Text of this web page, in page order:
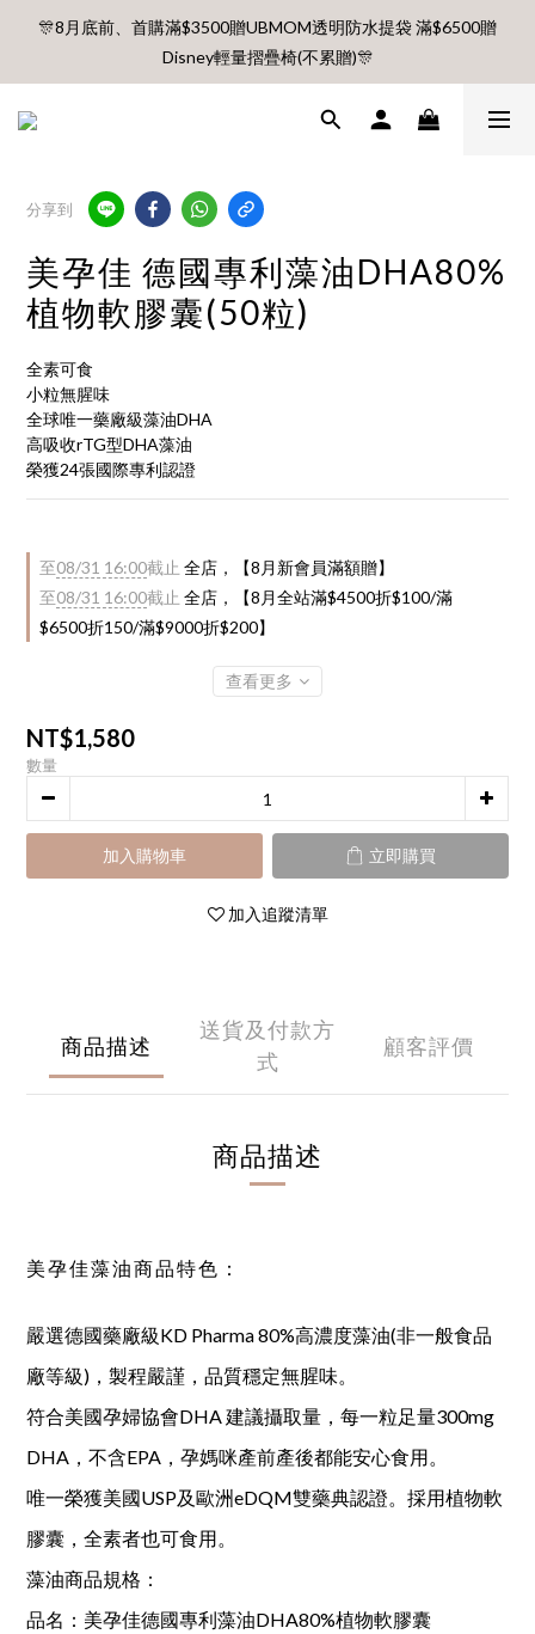
🎊8月底前、首購滿$3500贈UBMOM透明防水提袋 滿$6500贈
Disney輕量摺疊椅(不累贈)🎊
Disney輕量摺疊椅(不累贈)🎊
【村却國際溫泉酒店】指定平日免加價升等雙面景觀客房
8月每週五、六、日 新會員 首購免運🔥
🎊8月底前、首購滿$3500贈UBMOM透明防水提袋 滿$6500贈
Disney輕量摺疊椅(不累贈)🎊
分享到
美孕佳 德國專利藻油DHA80%
植物軟膠囊(50粒)
全素可食
小粒無腥味
全球唯一藥廠級藻油DHA
高吸收rTG型DHA藻油
榮獲24張國際專利認證
至08/31 16:00截止 全店，【8月新會員滿額贈】
至08/31 16:00截止 全店，【8月全站滿$4500折$100/滿
$6500折150/滿$9000折$200】
查看更多
NT$1,580
數量
加入購物車 立即購買
加入追蹤清單
商品描述
送貨及付款方
式
顧客評價
商品描述
美孕佳藻油商品特色：
嚴選德國藥廠級KD Pharma 80%高濃度藻油(非一般食品
廠等級)，製程嚴謹，品質穩定無腥味。
符合美國孕婦協會DHA 建議攝取量，每一粒足量300mg
DHA，不含EPA，孕媽咪產前產後都能安心食用。
唯一榮獲美國USP及歐洲eDQM雙藥典認證。採用植物軟
膠囊，全素者也可食用。
藻油商品規格：
品名：美孕佳德國專利藻油DHA80%植物軟膠囊